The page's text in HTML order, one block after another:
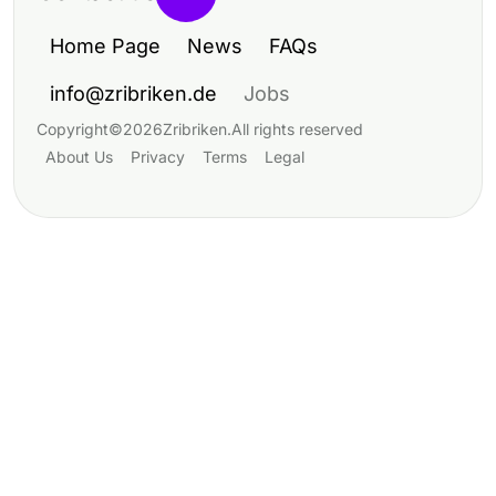
Home Page News FAQs
info@zribriken.de Jobs
Copyright©2026Zribriken.All rights reserved
About Us
Privacy Terms Legal